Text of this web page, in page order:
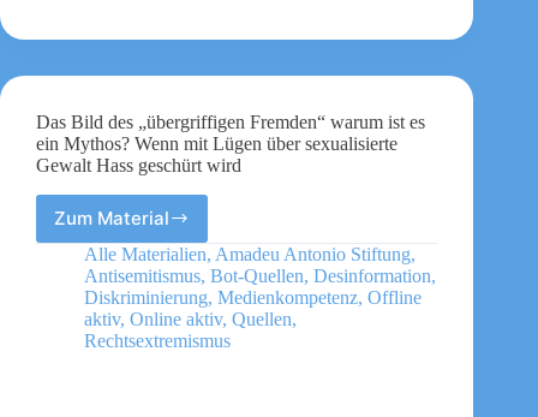
Das Bild des „übergriffigen Fremden“ warum ist es
ein Mythos? Wenn mit Lügen über sexualisierte
Gewalt Hass geschürt wird
Zum Material
Das
Bild
des
„übergriffigen
Fremden“
warum
Alle Materialien, Amadeu Antonio Stiftung,
Antisemitismus, Bot-Quellen, Desinformation,
Diskriminierung, Medienkompetenz, Offline
aktiv, Online aktiv, Quellen,
Rechtsextremismus